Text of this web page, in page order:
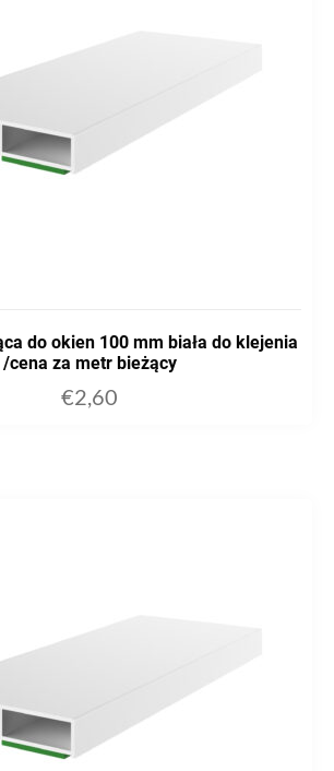
do okien 100 mm biała do klejenia
/cena za metr bieżący
€2,60